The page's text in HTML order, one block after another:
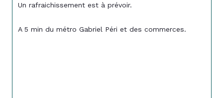
Un rafraichissement est à prévoir.
A 5 min du métro Gabriel Péri et des commerces.